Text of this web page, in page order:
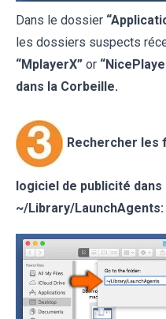
Dans le dossier
les dossiers suspects
“MplayerX” or
dans la Corbeille.
Rechercher les
logiciel de publicité
~/Library/LaunchAgents: